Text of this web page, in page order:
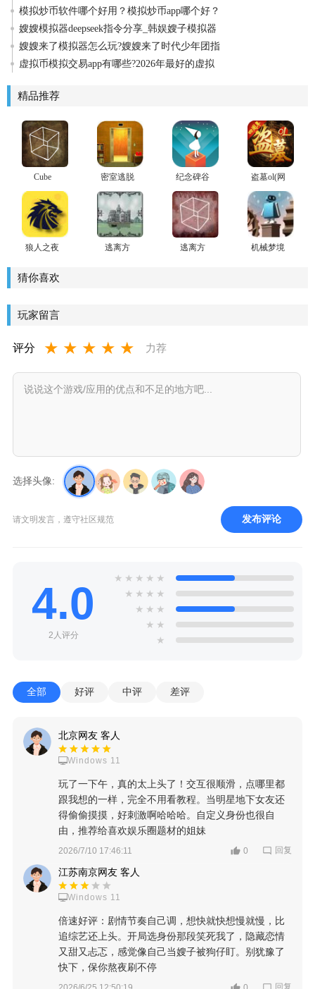
模拟炒币软件哪个好用？模拟炒币app哪个好？
嫂嫂模拟器deepseek指令分享_韩娱嫂子模拟器
嫂嫂来了模拟器怎么玩?嫂嫂来了时代少年团指
虚拟币模拟交易app有哪些?2026年最好的虚拟
精品推荐
Cube
Escape The
Cave(方块
逃脱洞穴
手机版)
密室逃脱
13秘密任
务
纪念碑谷
官方正版
盗墓ol(网
络人气小
说改编手
游)安卓版
狼人之夜
逃离方
逃离方
机械梦境
猜你喜欢
玩家留言
评分 ★ ★ ★ ★ ★ 力荐
选择头像:
请文明发言，遵守社区规范 发布评论
4.0
2人评分
★ ★ ★ ★ ★
★ ★ ★ ★
★ ★ ★
★ ★
★
全部 好评 中评 差评
北京网友 客人
Windows 11
玩了一下午，真的太上头了！交互很顺滑，点哪里都
跟我想的一样，完全不用看教程。当明星地下女友还
得偷偷摸摸，好刺激啊哈哈哈。自定义身份也很自
由，推荐给喜欢娱乐圈题材的姐妹
2026/7/10 17:46:11 0 回复
江苏南京网友 客人
Windows 11
倍速好评：剧情节奏自己调，想快就快想慢就慢，比
追综艺还上头。开局选身份那段笑死我了，隐藏恋情
又甜又忐忑，感觉像自己当嫂子被狗仔盯。别犹豫了
快下，保你熬夜刷不停
回复